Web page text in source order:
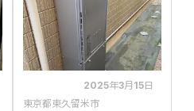
RUFH-E2407AW2-3(A)
への交換
2025年3月15日
東京都東久留米市